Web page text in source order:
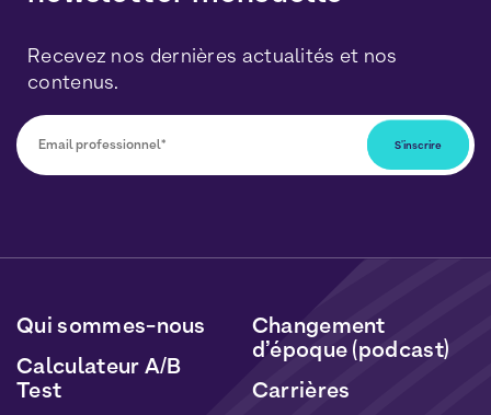
Recevez nos dernières actualités et nos
contenus.
et deCookies
Qui sommes-nous
Calculateur A/B
Test
Changement
d’époque (podcast)
Carrières